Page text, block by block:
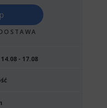
14.08 - 17.08